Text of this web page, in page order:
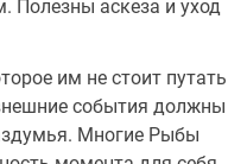
Полезны аскеза и уход
им не стоит путать
события должны
Многие Рыбы